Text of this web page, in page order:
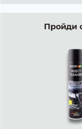
Пройди